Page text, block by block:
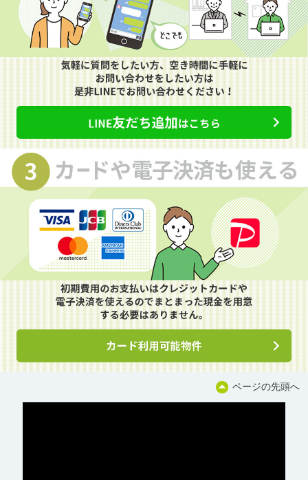
ページの先頭へ